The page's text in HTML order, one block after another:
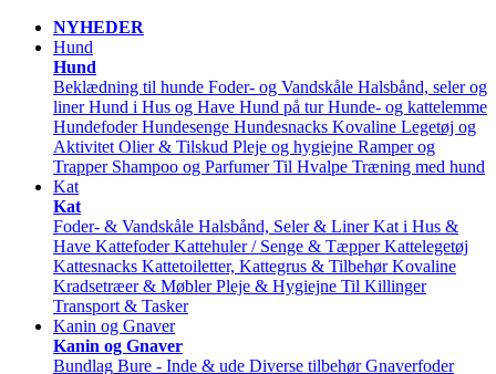
NYHEDER
Hund
Hund
Beklædning til hunde Foder- og Vandskåle Halsbånd, seler og
liner Hund i Hus og Have Hund på tur Hunde- og kattelemme
Hundefoder Hundesenge Hundesnacks Kovaline Legetøj og
Aktivitet Olier & Tilskud Pleje og hygiejne Ramper og
Trapper Shampoo og Parfumer Til Hvalpe Træning med hund
Kat
Kat
Foder- & Vandskåle Halsbånd, Seler & Liner Kat i Hus &
Have Kattefoder Kattehuler / Senge & Tæpper Kattelegetøj
Kattesnacks Kattetoiletter, Kattegrus & Tilbehør Kovaline
Kradsetræer & Møbler Pleje & Hygiejne Til Killinger
Transport & Tasker
Kanin og Gnaver
Kanin og Gnaver
Bundlag Bure - Inde & ude Diverse tilbehør Gnaverfoder